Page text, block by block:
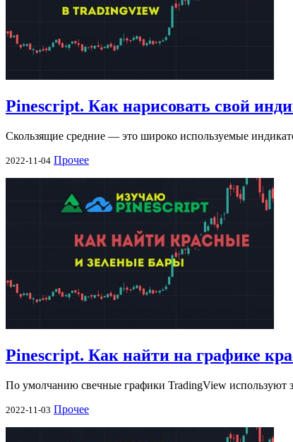
Pinescript. Как нарисовать свой
Скользящие средние — это широко используемые
2022-11-04 Прочее
Pinescript. Как найти на графике
По умолчанию свечные графики TradingView используют
2022-11-03 Прочее